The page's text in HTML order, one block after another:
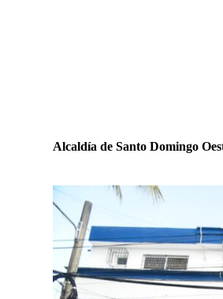
Alcaldía de Santo Domingo